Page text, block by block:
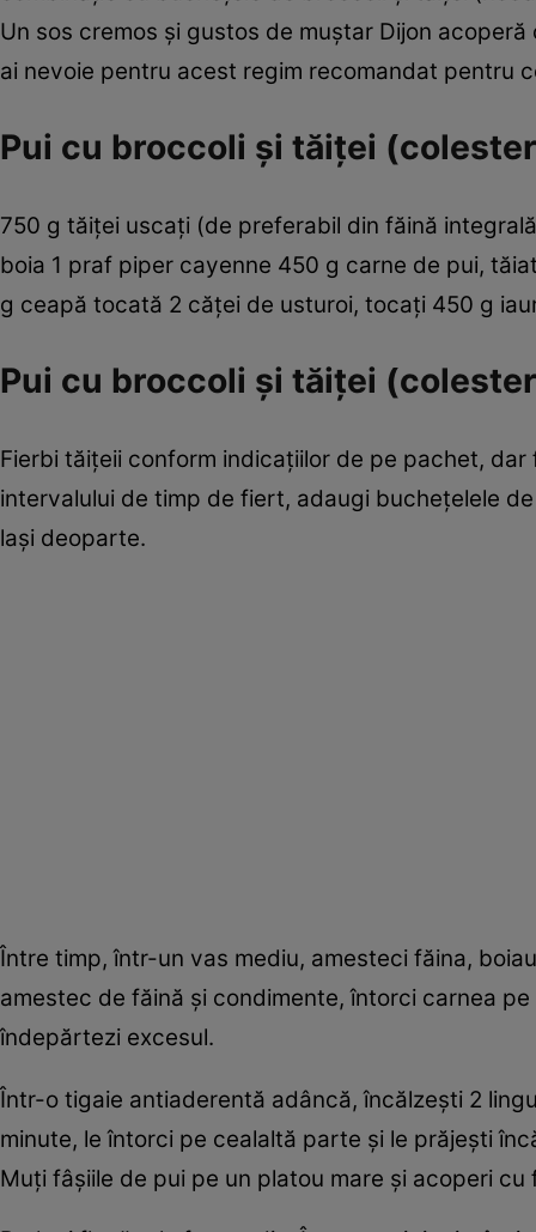
Un sos cremos şi gustos de muştar Dijon
ai nevoie pentru acest regim recomandat pentru
Pui cu broccoli şi tăiţei
750 g tăiţei uscaţi (de preferabil din făină
boia 1 praf piper cayenne 450 g carne de pui,
g ceapă tocată 2 căţei de usturoi, tocaţi 450 g
Pui cu broccoli şi tăiţei
Fierbi tăiţeii conform indicaţiilor de pe pachet,
intervalului de timp de fiert, adaugi bucheţelele
laşi deoparte.
Între timp, într-un vas mediu, amesteci făina,
amestec de făină şi condimente, întorci carnea
îndepărtezi excesul.
Într-o tigaie antiaderentă adâncă, încălzeşti 2
minute, le întorci pe cealaltă parte şi le prăjeşti
Muţi fâşiile de pui pe un platou mare şi acoperi